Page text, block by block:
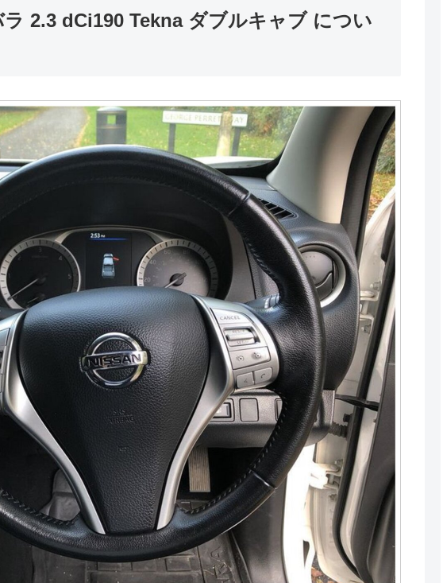
2.3 dCi190 Tekna ダブルキャブ につい